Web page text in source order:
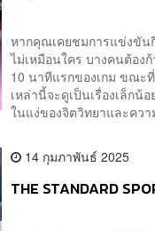
หากคุณเคยชมการแข่งขัน
ไม่เหมือนใคร บางคนต้อง
10 นาทีแรกของเกม ขณะ
เหล่านี้จะดูเป็นเรื่องเล็กน้
ในแง่ของจิตวิทยาและคว
14 กุมภาพันธ์ 2025
THE STANDARD